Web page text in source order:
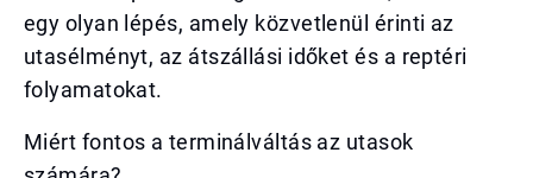
egy olyan lépés, amely közvetlenül érinti az
utasélményt, az átszállási időket és a reptéri
folyamatokat.
Miért fontos a terminálváltás az utasok